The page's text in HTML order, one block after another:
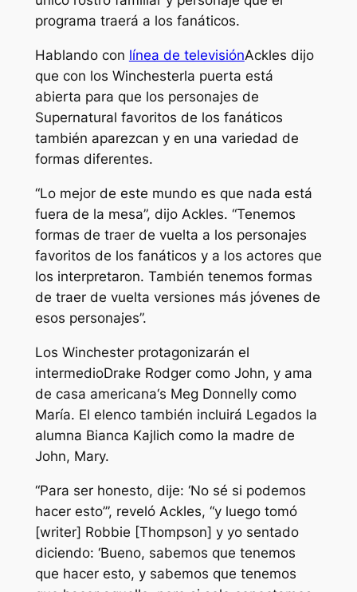
programa traerá a los fanáticos.
Hablando con línea de televisiónAckles dijo
que con los Winchesterla puerta está
abierta para que los personajes de
Supernatural favoritos de los fanáticos
también aparezcan y en una variedad de
formas diferentes.
“Lo mejor de este mundo es que nada está
fuera de la mesa”, dijo Ackles. “Tenemos
formas de traer de vuelta a los personajes
favoritos de los fanáticos y a los actores que
los interpretaron. También tenemos formas
de traer de vuelta versiones más jóvenes de
esos personajes”.
Los Winchester protagonizarán el
intermedioDrake Rodger como John, y ama
de casa americana‘s Meg Donnelly como
María. El elenco también incluirá Legados la
alumna Bianca Kajlich como la madre de
John, Mary.
“Para ser honesto, dije: ‘No sé si podemos
hacer esto’”, reveló Ackles, “y luego tomó
[writer] Robbie [Thompson] y yo sentado
diciendo: ‘Bueno, sabemos que tenemos
que hacer esto, y sabemos que tenemos